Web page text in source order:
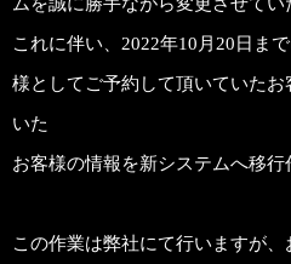
ムを誠に勝手ながら変更させてい
これに伴い、2022年10月20日ま
様としてご予約して頂いていた
いた
お客様の情報を新システムへ移行
この作業は弊社にて行いますが